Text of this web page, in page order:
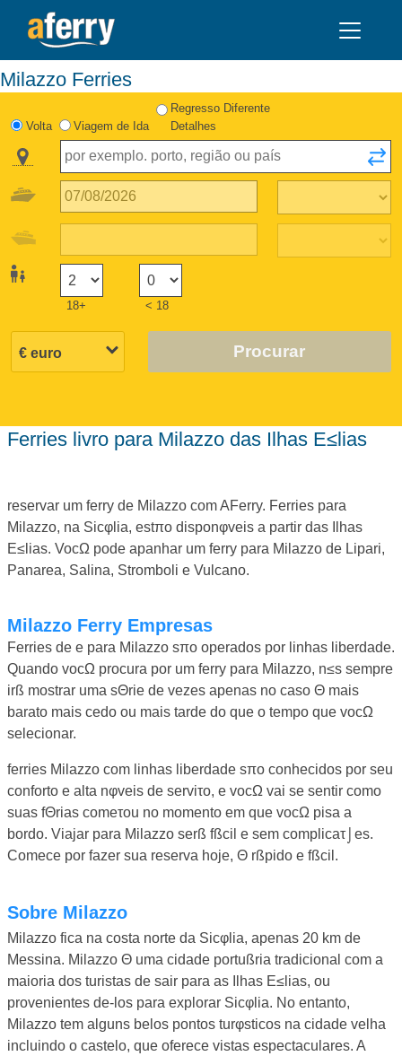
Milazzo Ferries
Volta Viagem de Ida
Regresso Diferente
Detalhes
18+ < 18
Procurar
ferries livro para Milazzo das Ilhas E≤lias
reservar um ferry de Milazzo com AFerry. Ferries para
Milazzo, na Sicφlia, estπo disponφveis a partir das Ilhas
E≤lias. VocΩ pode apanhar um ferry para Milazzo de Lipari,
Panarea, Salina, Stromboli e Vulcano.
Milazzo Ferry Empresas
Ferries de e para Milazzo sπo operados por linhas liberdade.
Quando vocΩ procura por um ferry para Milazzo, n≤s sempre
irß mostrar uma sΘrie de vezes apenas no caso Θ mais
barato mais cedo ou mais tarde do que o tempo que vocΩ
selecionar.
ferries Milazzo com linhas liberdade sπo conhecidos por seu
conforto e alta nφveis de serviτo, e vocΩ vai se sentir como
suas fΘrias comeτou no momento em que vocΩ pisa a
bordo. Viajar para Milazzo serß fßcil e sem complicaτ⌡es.
Comece por fazer sua reserva hoje, Θ rßpido e fßcil.
Sobre Milazzo
Milazzo fica na costa norte da Sicφlia, apenas 20 km de
Messina. Milazzo Θ uma cidade portußria tradicional com a
maioria dos turistas de sair para as Ilhas E≤lias, ou
provenientes de-los para explorar Sicφlia. No entanto,
Milazzo tem alguns belos pontos turφsticos na cidade velha
incluindo o castelo, que oferece vistas espectaculares. A